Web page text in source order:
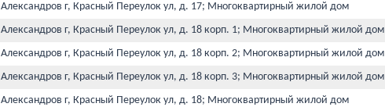
Александров г, Красный Переулок ул, д. 17; Многоквартирный жилой дом
Александров г, Красный Переулок ул, д. 18 корп. 1; Многоквартирный жилой дом
Александров г, Красный Переулок ул, д. 18 корп. 2; Многоквартирный жилой дом
Александров г, Красный Переулок ул, д. 18 корп. 3; Многоквартирный жилой дом
Александров г, Красный Переулок ул, д. 18; Многоквартирный жилой дом